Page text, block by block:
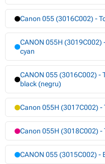
Canon 055 (3016C002) -
CANON 055H (3019C002)
cyan
CANON 055 (3016C002) -
black (negru)
Canon 055H (3017C002) -
Canon 055H (3018C002) -
CANON 055 (3015C002) -